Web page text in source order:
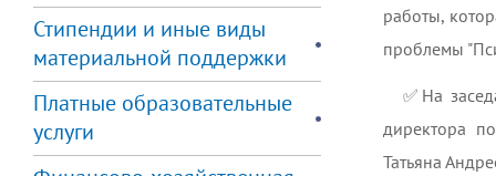
Стипендии и иные виды
материальной поддержки
Платные образовательные
услуги
работы,
проблемы
✅️На
директора
Татьяна